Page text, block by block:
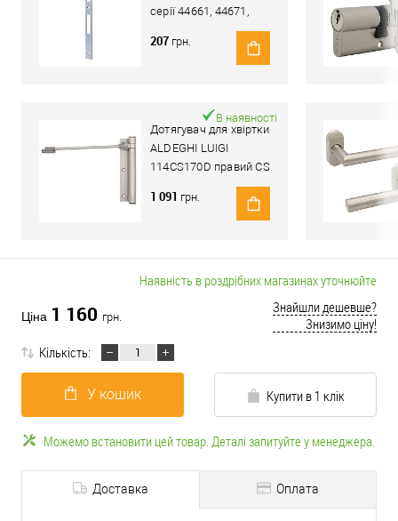
серії 44661, 44671,
207 грн.
Дотягувач для хвіртки
ALDEGHI LUIGI
114CS170D правий CS
В наявності
1 091 грн.
Наявність в роздрібних магазинах уточнюйте
Ціна 1 160 грн.
Знайшли дешевше?
Знизимо ціну!
Кількість:
У кошик Купити в 1 клік
Можемо встановити цей товар. Деталі запитуйте у менеджера.
Доставка Оплата